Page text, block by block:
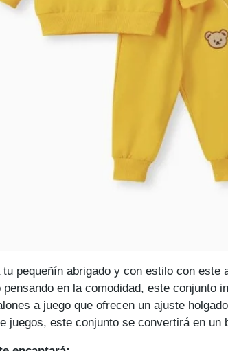
tu pequeñín abrigado y con estilo con este
pensando en la comodidad, este conjunto
a juego que ofrecen un ajuste
juegos, este conjunto se convertirá en un